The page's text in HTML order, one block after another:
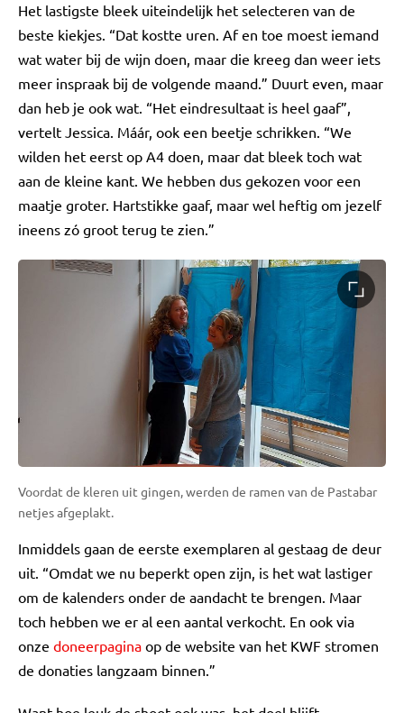
Het lastigste bleek uiteindelijk het selecteren van de
beste kiekjes. “Dat kostte uren. Af en toe moest iemand
wat water bij de wijn doen, maar die kreeg dan weer iets
meer inspraak bij de volgende maand.” Duurt even, maar
dan heb je ook wat. “Het eindresultaat is heel gaaf”,
vertelt Jessica. Máár, ook een beetje schrikken. “We
wilden het eerst op A4 doen, maar dat bleek toch wat
aan de kleine kant. We hebben dus gekozen voor een
maatje groter. Hartstikke gaaf, maar wel heftig om jezelf
ineens zó groot terug te zien.”
Voordat de kleren uit gingen, werden de ramen van de Pastabar
netjes afgeplakt.
Inmiddels gaan de eerste exemplaren al gestaag de deur
uit. “Omdat we nu beperkt open zijn, is het wat lastiger
om de kalenders onder de aandacht te brengen. Maar
toch hebben we er al een aantal verkocht. En ook via
onze doneerpagina op de website van het KWF stromen
de donaties langzaam binnen.”